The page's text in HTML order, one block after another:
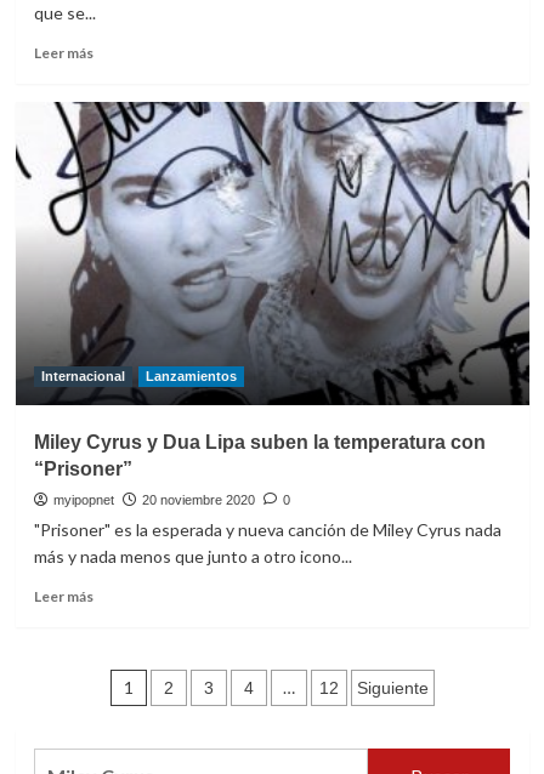
que se...
Leer másLeer
Miley
Cyrus
estrena
el
videoclip
de
‘Angels
You’
Internacional Lanzamientos
Miley Cyrus y Dua Lipa suben la temperatura con
“Prisoner”
myipopnet 20 noviembre 2020 0
"Prisoner" es la esperada y nueva canción de Miley Cyrus nada
más y nada menos que junto a otro icono...
Leer másLeer
Cyrus
Lipa
Paginación
1 2 3 4 … 12 Siguiente